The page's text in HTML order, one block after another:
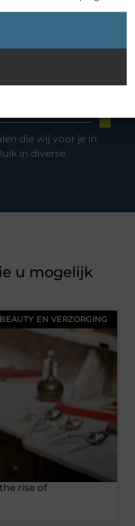
die wij voor je in
in diverse
u mogelijk
BEAUTY EN VERZORGING
rise of